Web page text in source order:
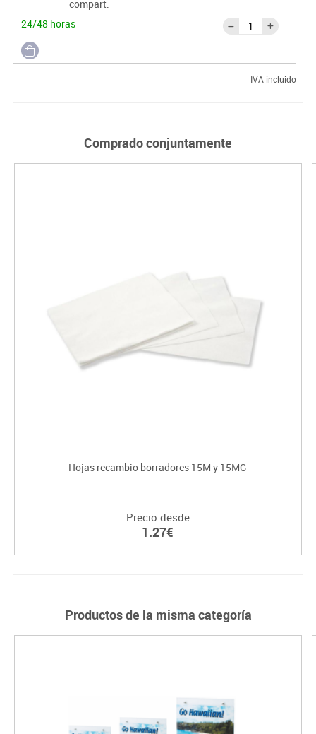
compart.
24/48 horas
IVA incluido
Comprado conjuntamente
Hojas recambio borradores 15M y 15MG
Precio desde
1.27€
Productos de la misma categoría